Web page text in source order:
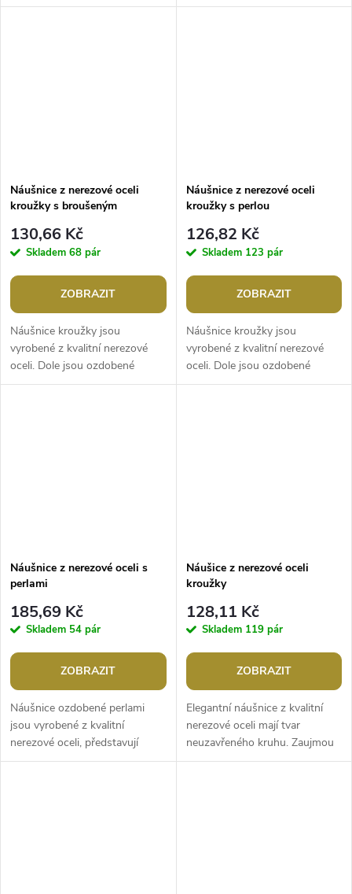
jeansovou módu. Jsou vhodné
který zvýrazní váš styl. Mají
Náušnice z nerezové oceli
kroužky s broušeným
130,66 Kč
Skladem 68 pár
ZOBRAZIT
Náušnice kroužky jsou
vyrobené z kvalitní nerezové
oceli. Dole jsou ozdobené
přívěskem s broušeným
Náušnice z nerezové oceli
kroužky s perlou
126,82 Kč
Skladem 123 pár
ZOBRAZIT
Náušnice kroužky jsou
vyrobené z kvalitní nerezové
oceli. Dole jsou ozdobené
přívěskem perly a lístečku s
Náušnice z nerezové oceli s
perlami
185,69 Kč
Skladem 54 pár
ZOBRAZIT
Náušnice ozdobené perlami
jsou vyrobené z kvalitní
nerezové oceli, představují
spojení moderního designu a
Náušice z nerezové oceli
kroužky
128,11 Kč
Skladem 119 pár
ZOBRAZIT
Elegantní náušnice z kvalitní
nerezové oceli mají tvar
neuzavřeného kruhu. Zaujmou
svou strukturou a třemi